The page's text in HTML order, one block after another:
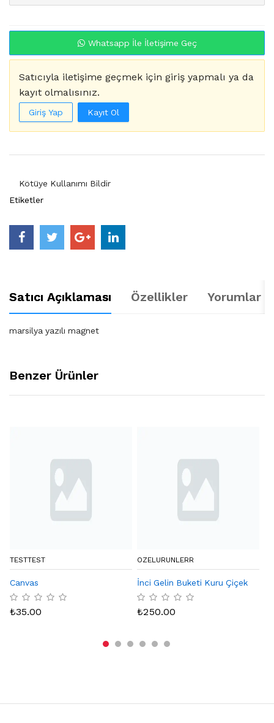
Whatsapp İle İletişime Geç
Satıcıyla iletişime geçmek için giriş yapmalı ya da
kayıt olmalısınız.
Giriş Yap Kayıt Ol
Kötüye Kullanımı Bildir
Etiketler
Satıcı Açıklaması Özellikler Yorumlar
marsilya yazılı magnet
Benzer Ürünler
TESTTEST
Canvas
₺35.00
OZELURUNLERR
İnci Gelin Buketi Kuru Çiçek
₺250.00